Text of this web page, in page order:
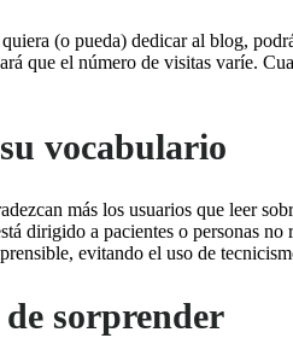
(o pueda) dedicar al blog,
que el número de visitas varíe.
vocabulario
más los usuarios que leer
dirigido a pacientes o personas
evitando el uso de
sorprender